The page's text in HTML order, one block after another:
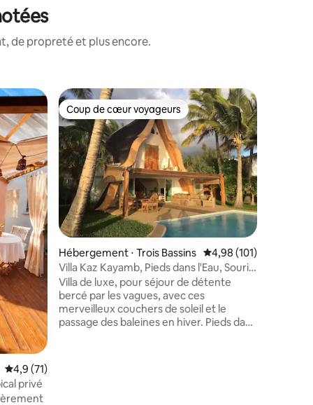
de propreté et plus encore.
: 4,84 sur 5
Évaluation moyenne sur la base de 71 commentaires : 4,9 sur 5
4,9 (71)
privé
Coup de cœur voyageurs
Coup de cœur voyageurs
Hébergement ⋅ Trois Bassins Évaluation moyenne
4,98 (101)
Villa Kaz Kayamb, Pieds dans l'Eau, Souris
Blanche
Villa de luxe, pour séjour de détente
bercé par les vagues, avec ces
merveilleux couchers de soleil et le
passage des baleines en hiver. Pieds dans